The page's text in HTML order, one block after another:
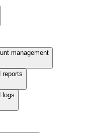
management
reports
logs